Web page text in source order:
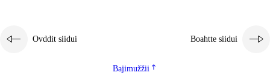
Ovddit siidui Boahtte siidui
Bajimužžii